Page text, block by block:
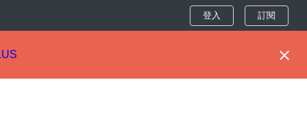
登入 訂閱